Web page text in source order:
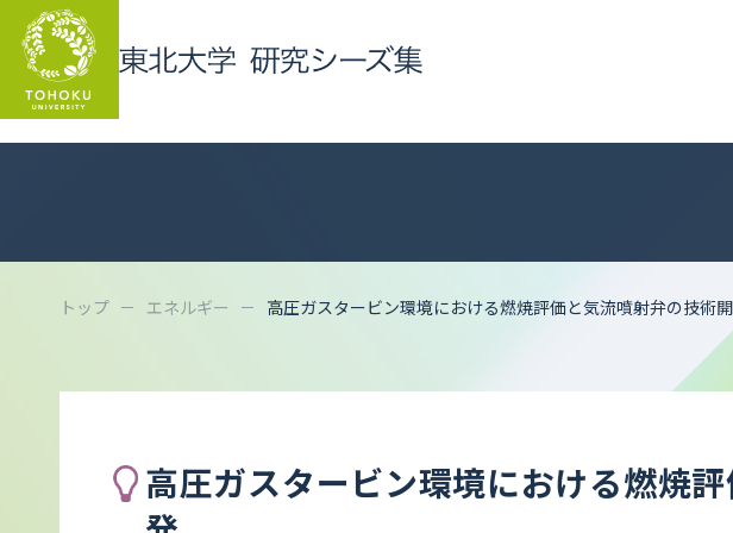
トップ エネルギー 高圧ガスタービン環境における燃焼評価と気流噴射弁の技術
高圧ガスタービン環境における燃焼